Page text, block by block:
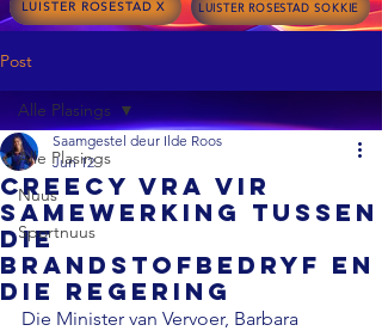
LUISTER ROSESTAD X LUISTER ROSESTAD SOKKIE
Post
Alle Plasings
Nuus
Sportnuus
Alle Plasings
Creecy vra vir
samewerking tussen
die
brandstofbedryf en
die regering
Saamgestel deur Ilde Roos
Jun 12
Die Minister van Vervoer, Barbara